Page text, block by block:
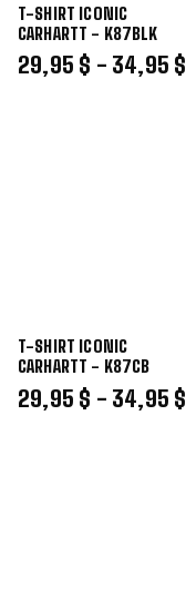
T-SHIRT ICONIC
CARHARTT - K87BLK
29,95 $ - 34,95 $
T-SHIRT ICONIC
CARHARTT - K87CB
29,95 $ - 34,95 $